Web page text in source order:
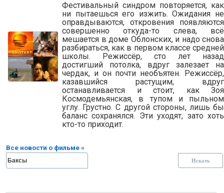
Фестивальный синдром повторяется, как
ни пытаешься его изжить. Ожидания не
оправдываются, откровения появляются
совершенно откуда-то слева, всё
мешается в доме Облонских, и надо снова
разбираться, как в первом классе средней
школы. Режиссёр, сто лет назад
достигший потолка, вдруг залезает на
чердак, и он почти необъятен. Режиссёр,
казавшийся растущим, вдруг
останавливается и стоит, как Зоя
Космодемьянская, в тупом и пыльном
углу. Грустно. С другой стороны, лишь бы
баланс сохранялся. Эти уходят, зато хоть
кто-то приходит.
Все новости о фильме »